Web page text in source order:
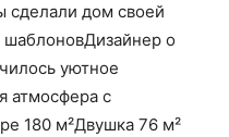
сделали дом своей
шаблоновДизайнер о
уютное
атмосфера с
180 м²Двушка 76 м²